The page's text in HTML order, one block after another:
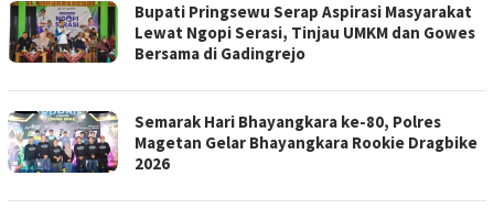
Bupati Pringsewu Serap Aspirasi Masyarakat
Lewat Ngopi Serasi, Tinjau UMKM dan Gowes
Bersama di Gadingrejo
Semarak Hari Bhayangkara ke-80, Polres
Magetan Gelar Bhayangkara Rookie Dragbike
2026